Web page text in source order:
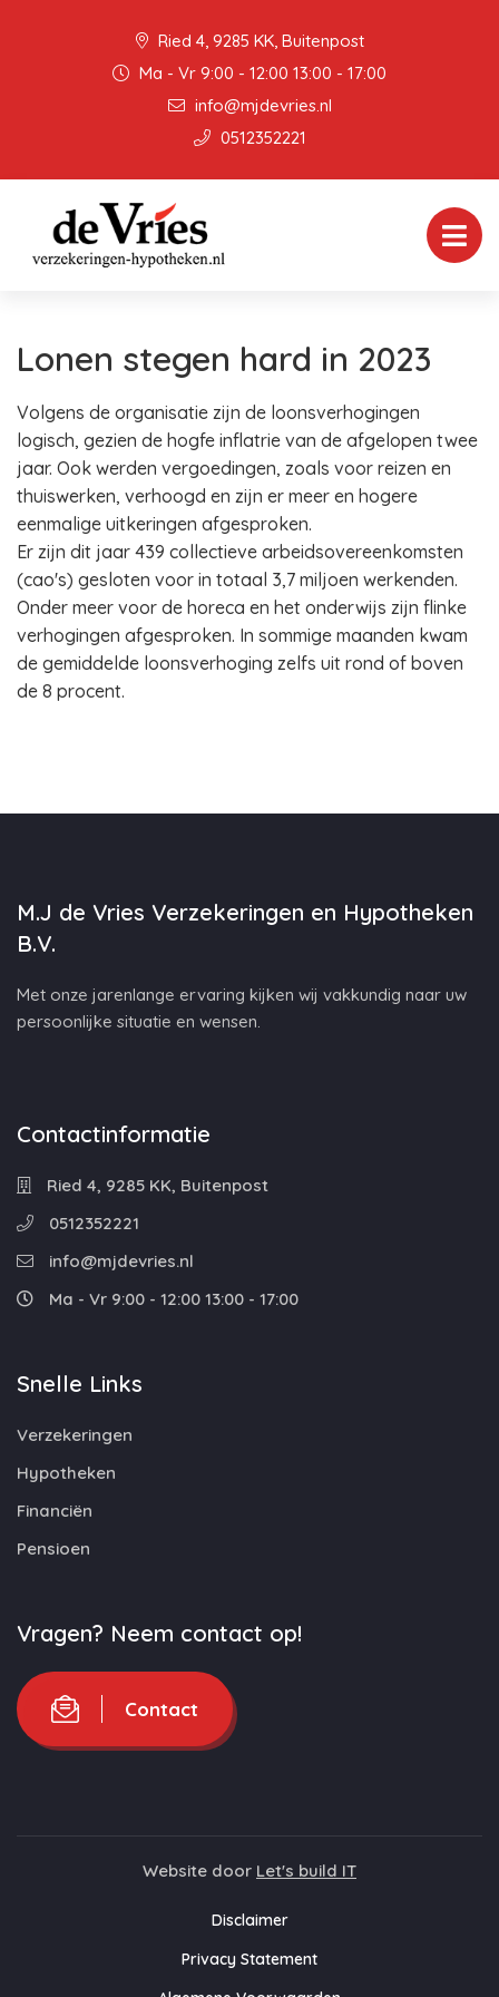
Ried 4, 9285 KK, Buitenpost
Ma - Vr 9:00 - 12:00 13:00 - 17:00
info@mjdevries.nl
0512352221
Lonen stegen hard in 2023
Volgens de organisatie zijn de loonsverhogingen
logisch, gezien de hogfe inflatrie van de afgelopen twee
jaar. Ook werden vergoedingen, zoals voor reizen en
thuiswerken, verhoogd en zijn er meer en hogere
eenmalige uitkeringen afgesproken.
Er zijn dit jaar 439 collectieve arbeidsovereenkomsten
(cao's) gesloten voor in totaal 3,7 miljoen werkenden.
Onder meer voor de horeca en het onderwijs zijn flinke
verhogingen afgesproken. In sommige maanden kwam
de gemiddelde loonsverhoging zelfs uit rond of boven
de 8 procent.
M.J de Vries Verzekeringen en Hypotheken
B.V.
Met onze jarenlange ervaring kijken wij vakkundig naar uw
persoonlijke situatie en wensen.
Contactinformatie
Ried 4, 9285 KK, Buitenpost
0512352221
info@mjdevries.nl
Ma - Vr 9:00 - 12:00 13:00 - 17:00
Snelle Links
Verzekeringen
Hypotheken
Financiën
Pensioen
Vragen? Neem contact op!
Contact
Website door Let's build IT
Disclaimer
Privacy Statement